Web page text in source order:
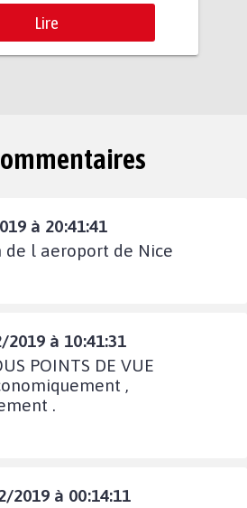
Lire
à 20:41:41
de l aeroport de Nice
2019 à 10:41:31
POINTS DE VUE
,
.
2019 à 00:14:11